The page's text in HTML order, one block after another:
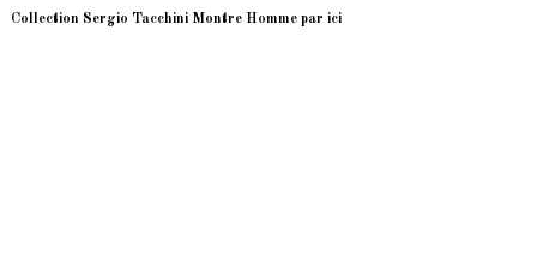
Collection Sergio Tacchini Montre Homme par ici